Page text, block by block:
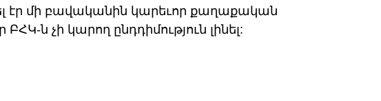
էր մի բավականին կարեւոր քաղաքական
ԲՀԿ-ն չի կարող ընդդիմություն լինել: